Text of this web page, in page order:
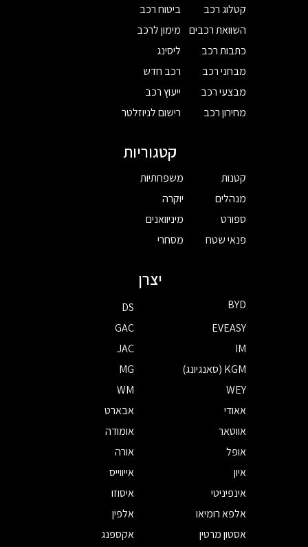
קטלוג רכב
השוואת רכבים
כתבות רכב
מבחני רכב
מבצעי רכב
מחירון רכב
ביטוח רכב
מימון לרכב
ליסינג
רכב חדש
ייעוץ רכב
רישום לניוזלטר
קטגוריות
קטנות
מנהלים
ספורט
פנאי שטח
משפחתיות
יוקרה
מיניוואנים
מסחרי
יצרן
BYD
DS
EVEASY
GAC
IM
JAC
KGM (סאנגיונג)
MG
WEY
WM
אאודי
אבארט
אווטאר
אומודה
אופל
אורה
איון
אייווייס
אינפיניטי
איסוזו
אלפא רומיאו
אלפין
אסטון מרטין
אקספנג